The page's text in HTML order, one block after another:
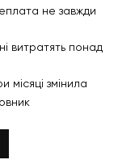
не завжди
витратять понад
місяці змінила